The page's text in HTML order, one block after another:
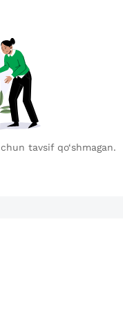
tavsif qo‘shmagan.